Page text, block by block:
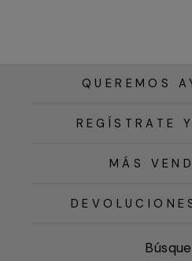
QUEREMOS
REGÍSTRATE
MÁS